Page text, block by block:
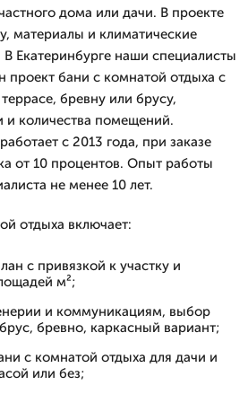
дома или дачи. В проекте
материалы и климатические
Екатеринбурге наши специалисты
проект бани с комнатой отдыха с
бревну или брусу,
количества помещений.
с 2013 года, при заказе
от 10 процентов. Опыт работы
не менее 10 лет.
отдыха включает:
с привязкой к участку и
м²;
и коммуникациям, выбор
бревно, каркасный вариант;
с комнатой отдыха для дачи и
или без;